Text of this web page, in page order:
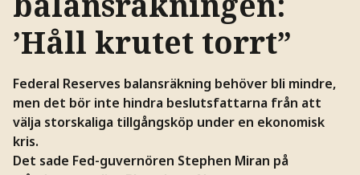
’Håll krutet torrt”
Federal Reserves balansräkning behöver bli mindre,
men det bör inte hindra beslutsfattarna från att
välja storskaliga tillgångsköp under en ekonomisk
kris.
Det sade Fed-guvernören Stephen Miran på